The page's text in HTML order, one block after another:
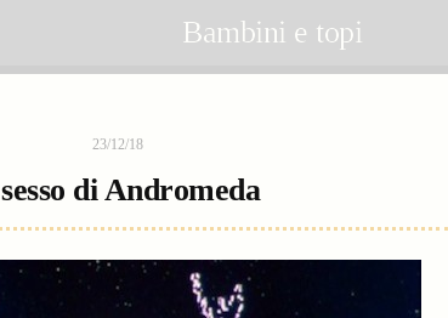
Bambini e topi
23/12/18
di Andromeda